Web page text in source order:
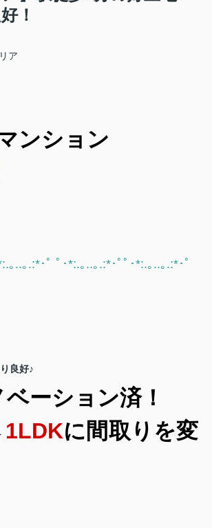
！
ア
ンション
｡..｡.:*･ﾟ ﾟ･*:.｡..｡.:*･ﾟﾟ･*:.｡..｡.:*･ﾟ
良好♪
ーション済！
1LDKに間取りを変